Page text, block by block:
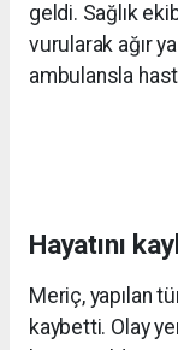
geldi. Sağlık
vurularak ağır
ambulansla
Hayatını
Meriç, yapılan
kaybetti. Olay